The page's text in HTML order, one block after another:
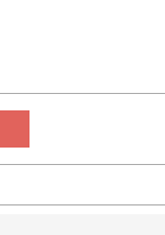
Navigation